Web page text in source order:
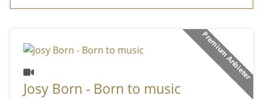
Premium Anbieter
Josy Born - Born to music